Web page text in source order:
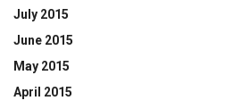
July 2015
June 2015
May 2015
April 2015